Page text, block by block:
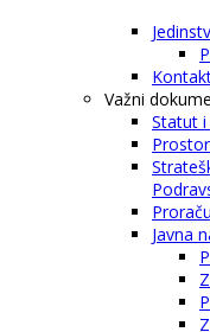
Važni
Statut
Javna